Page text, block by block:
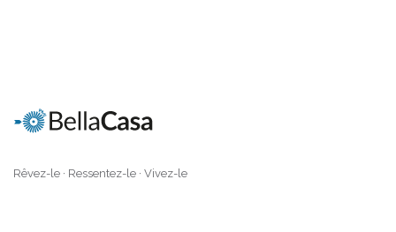
|-Mallorca
|-Alaro
Rêvez-le · Ressentez-le · Vivez-le